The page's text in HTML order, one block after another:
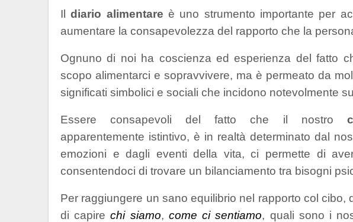
Ildiario alimentare è uno strumento importante per
aumentare la consapevolezza del rapporto che la
Ognuno di noi ha coscienza ed esperienza del fatto
scopo alimentarci e sopravvivere, ma è permeato da
significati simbolici e sociali che incidono notevolmente
Essere consapevoli del fatto che il nostro
apparentemente istintivo, è in realtà determinato dal
emozioni e dagli eventi della vita, ci permette di
consentendoci di trovare un bilanciamento tra bisogni
Per raggiungere un sano equilibrio nel rapporto col cibo,
di capirechi siamo, come ci sentiamo, quali sono i